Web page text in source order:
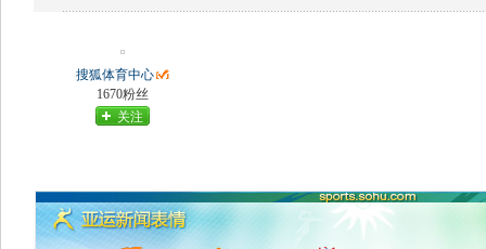
搜狐体育中心
1670粉丝
关注